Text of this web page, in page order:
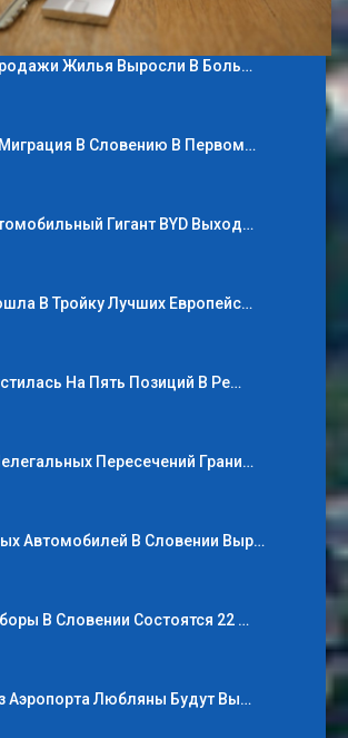
Жилья Выросли В Боль…
В Словению В Первом…
Гигант BYD Выход…
В Тройку Лучших Европейс…
На Пять Позиций В Ре…
Пересечений Грани…
Автомобилей В Словении Выр…
В Словении Состоятся 22 …
Аэропорта Любляны Будут Вы…